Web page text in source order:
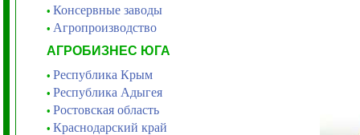
• Консервные заводы
• Агропроизводство
АГРОБИЗНЕС ЮГА
• Республика Крым
• Республика Адыгея
• Ростовская область
• Краснодарский край